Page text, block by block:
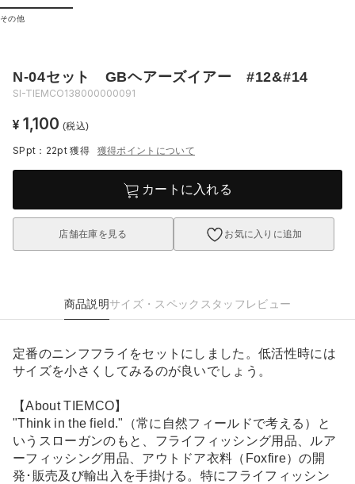
その他
N-04セット GBヘアーズイアー #12&#14
SI-TIEMCO138000000091
¥ 1,100 (税込)
SPpt：22pt獲得 獲得ポイントについて
カートに入れる
店舗在庫を見る お気に入りに追加
商品説明サイズ・スペック スタッフレビュー
定番のニンフフライをセットにしました。低活性時には
サイズを小さくしてみるのが良いでしょう。
【About TIEMCO】
"Think in the field."（常に自然フィールドで考える）と
いうスローガンのもと、フライフィッシング用品、ルア
ーフィッシング用品、アウトドア衣料（Foxfire）の開
発･販売及び輸出入を手掛ける。特にフライフィッシン